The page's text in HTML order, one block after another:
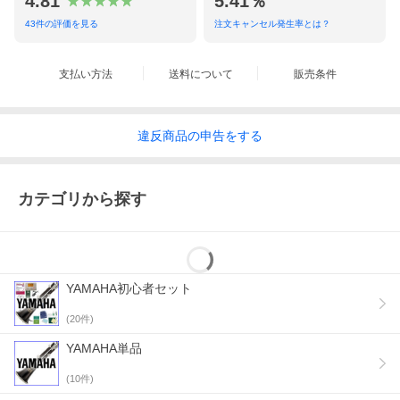
43件の評価を見る 注文キャンセル発生率とは？
支払い方法 送料について 販売条件
違反商品の申告をする
カテゴリから探す
YAMAHA初心者セット
(20件)
YAMAHA単品
(10件)